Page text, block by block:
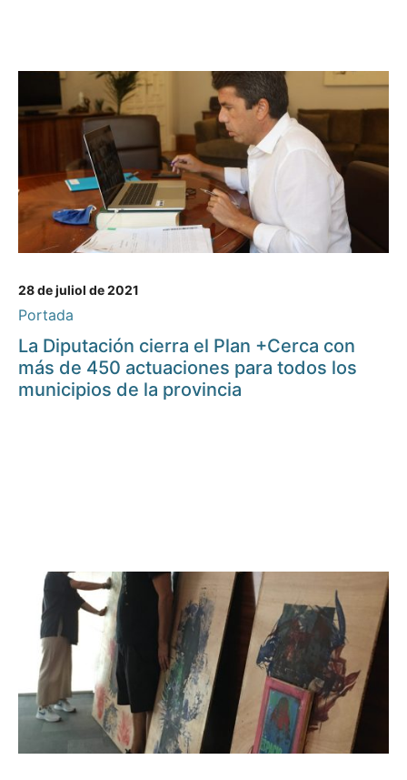
28 de juliol de 2021
Portada
La Diputación cierra el Plan +Cerca con
más de 450 actuaciones para todos los
municipios de la provincia